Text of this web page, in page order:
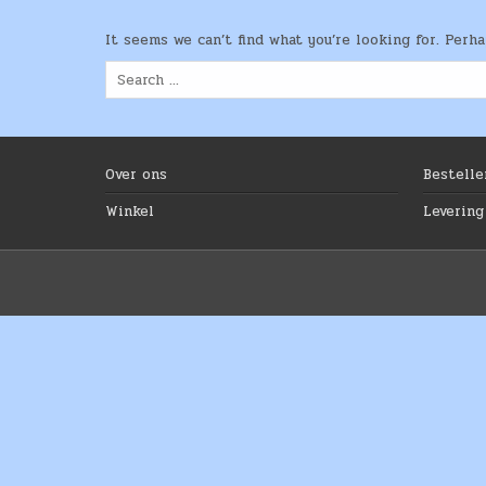
It seems we can’t find what you’re looking for.
Search
for:
Over ons
Winkel